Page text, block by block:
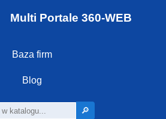
Multi Portale 360-WEB
Baza firm
Blog
🔎